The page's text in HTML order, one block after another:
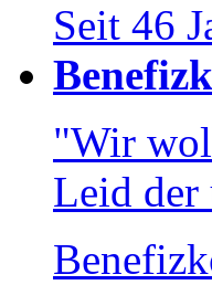
Seit 46
"Wir
Leid der